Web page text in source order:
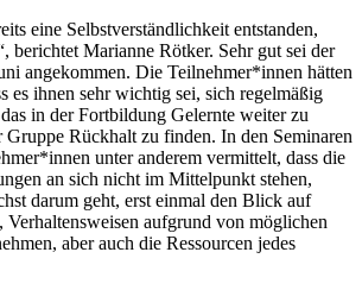
eine Selbstverständlichkeit entstanden,
berichtet Marianne Rötker. Sehr gut sei der
angekommen. Die Teilnehmer*innen hätten
es ihnen sehr wichtig sei, sich regelmäßig
in der Fortbildung Gelernte weiter zu
Rückhalt zu finden. In den Seminaren
unter anderem vermittelt, dass die
an sich nicht im Mittelpunkt stehen,
darum geht, erst einmal den Blick auf
aufgrund von möglichen
aber auch die Ressourcen jedes